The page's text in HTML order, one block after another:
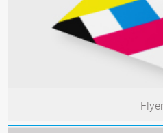
Flyer